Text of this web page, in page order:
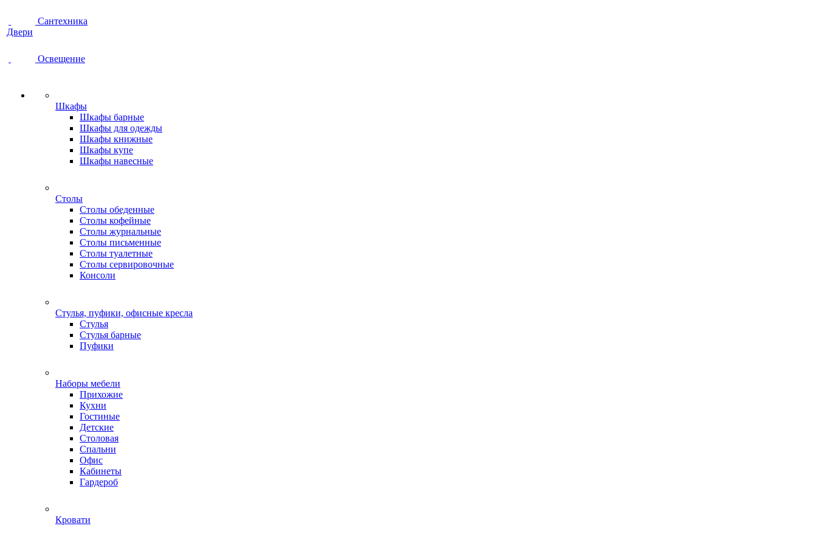
Сантехника
Двери
Освещение
Шкафы
Шкафы барные
Шкафы для одежды
Шкафы книжные
Шкафы купе
Шкафы навесные
Столы
Столы обеденные
Столы кофейные
Столы журнальные
Столы письменные
Столы туалетные
Столы сервировочные
Консоли
Стулья, пуфики, офисные кресла
Стулья
Стулья барные
Пуфики
Наборы мебели
Прихожие
Кухни
Гостиные
Детские
Столовая
Спальни
Офис
Кабинеты
Гардероб
Кровати